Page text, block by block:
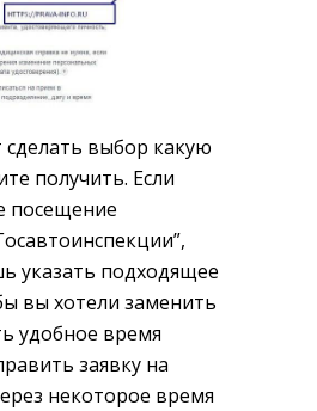
сделать выбор какую
получить. Если
посещение
указать подходящее
вы хотели заменить
удобное время
заявку на
некоторое время